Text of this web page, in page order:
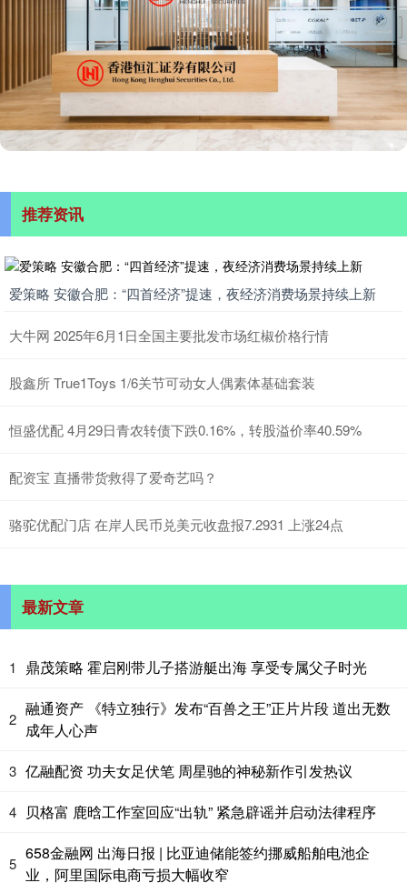
推荐资讯
爱策略 安徽合肥：“四首经济”提速，夜经济消费场景持续上新
大牛网 2025年6月1日全国主要批发市场红椒价格行情
股鑫所 True1Toys 1/6关节可动女人偶素体基础套装
恒盛优配 4月29日青农转债下跌0.16%，转股溢价率40.59%
配资宝 直播带货救得了爱奇艺吗？
骆驼优配门店 在岸人民币兑美元收盘报7.2931 上涨24点
最新文章
1 鼎茂策略 霍启刚带儿子搭游艇出海 享受专属父子时光
2
融通资产 《特立独行》发布“百兽之王”正片片段 道出无数
成年人心声
3 亿融配资 功夫女足伏笔 周星驰的神秘新作引发热议
4 贝格富 鹿晗工作室回应“出轨” 紧急辟谣并启动法律程序
5
658金融网 出海日报 | 比亚迪储能签约挪威船舶电池企
业，阿里国际电商亏损大幅收窄